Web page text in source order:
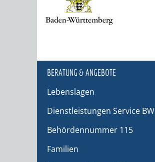
BERATUNG & ANGEBOTE
Lebenslagen
Dienstleistungen Service BW
Behördennummer 115
Familien